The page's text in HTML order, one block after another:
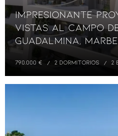
Impresionante
vistas al campo
Guadalmina,
790.000 € 2 DORMITORIOS 2